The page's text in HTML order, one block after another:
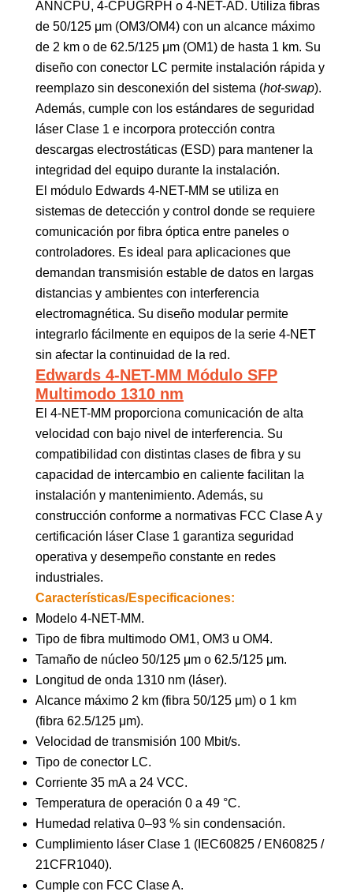
ANNCPU, 4-CPUGRPH o 4-NET-AD. Utiliza fibras
de 50/125 μm (OM3/OM4) con un alcance máximo
de 2 km o de 62.5/125 μm (OM1) de hasta 1 km. Su
diseño con conector LC permite instalación rápida y
reemplazo sin desconexión del sistema (hot-swap).
Además, cumple con los estándares de seguridad
láser Clase 1 e incorpora protección contra
descargas electrostáticas (ESD) para mantener la
integridad del equipo durante la instalación.
El módulo Edwards 4-NET-MM se utiliza en
sistemas de detección y control donde se requiere
comunicación por fibra óptica entre paneles o
controladores. Es ideal para aplicaciones que
demandan transmisión estable de datos en largas
distancias y ambientes con interferencia
electromagnética. Su diseño modular permite
integrarlo fácilmente en equipos de la serie 4-NET
sin afectar la continuidad de la red.
Edwards 4-NET-MM Módulo SFP
Multimodo 1310 nm
El 4-NET-MM proporciona comunicación de alta
velocidad con bajo nivel de interferencia. Su
compatibilidad con distintas clases de fibra y su
capacidad de intercambio en caliente facilitan la
instalación y mantenimiento. Además, su
construcción conforme a normativas FCC Clase A y
certificación láser Clase 1 garantiza seguridad
operativa y desempeño constante en redes
industriales.
Características/Especificaciones:
Modelo 4-NET-MM.
Tipo de fibra multimodo OM1, OM3 u OM4.
Tamaño de núcleo 50/125 μm o 62.5/125 μm.
Longitud de onda 1310 nm (láser).
Alcance máximo 2 km (fibra 50/125 μm) o 1 km
(fibra 62.5/125 μm).
Velocidad de transmisión 100 Mbit/s.
Tipo de conector LC.
Corriente 35 mA a 24 VCC.
Temperatura de operación 0 a 49 °C.
Humedad relativa 0–93 % sin condensación.
Cumplimiento láser Clase 1 (IEC60825 / EN60825 /
21CFR1040).
Cumple con FCC Clase A.